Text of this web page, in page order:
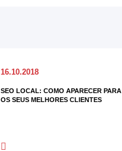
16.10.2018
SEO LOCAL: COMO APARECER PARA
OS SEUS MELHORES CLIENTES